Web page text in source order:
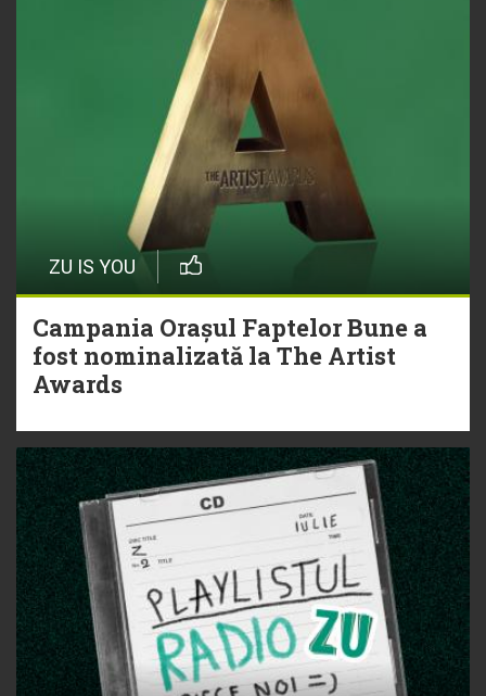
ZU IS YOU
Campania Orașul Faptelor Bune a
fost nominalizată la The Artist
Awards